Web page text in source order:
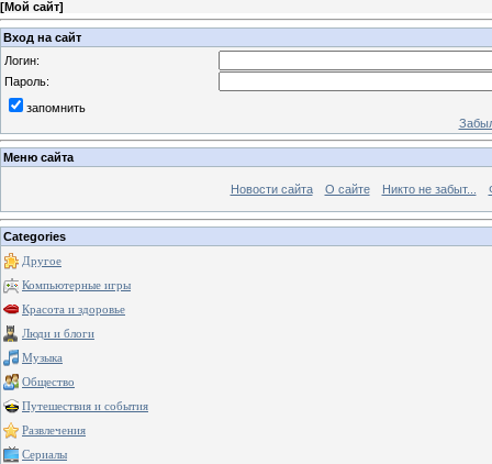
[Мой сайт]
Вход на сайт
Логин:
Пароль:
запомнить
Меню сайта
Новости сайта О сайте Никто не забыт...
Categories
Другое
Компьютерные игры
Красота и здоровье
Люди и блоги
Музыка
Общество
Путешествия и события
Развлечения
Сериалы